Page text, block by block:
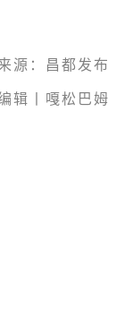
源：昌都发布
辑丨嘎松巴姆